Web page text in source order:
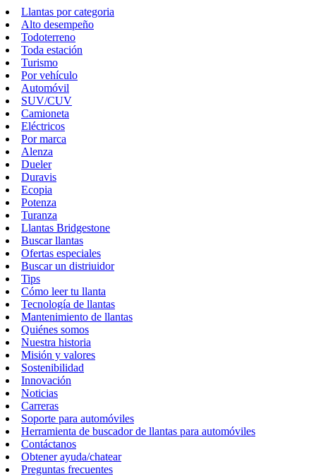
Llantas por categoria
Alto desempeño
Todoterreno
Toda estación
Turismo
Por vehículo
Automóvil
SUV/CUV
Camioneta
Eléctricos
Por marca
Alenza
Dueler
Duravis
Ecopia
Potenza
Turanza
Llantas Bridgestone
Buscar llantas
Ofertas especiales
Buscar un distriuidor
Tips
Cómo leer tu llanta
Tecnología de llantas
Mantenimiento de llantas
Quiénes somos
Nuestra historia
Misión y valores
Sostenibilidad
Innovación
Noticias
Carreras
Soporte para automóviles
Herramienta de buscador de llantas para automóviles
Contáctanos
Obtener ayuda/chatear
Preguntas frecuentes